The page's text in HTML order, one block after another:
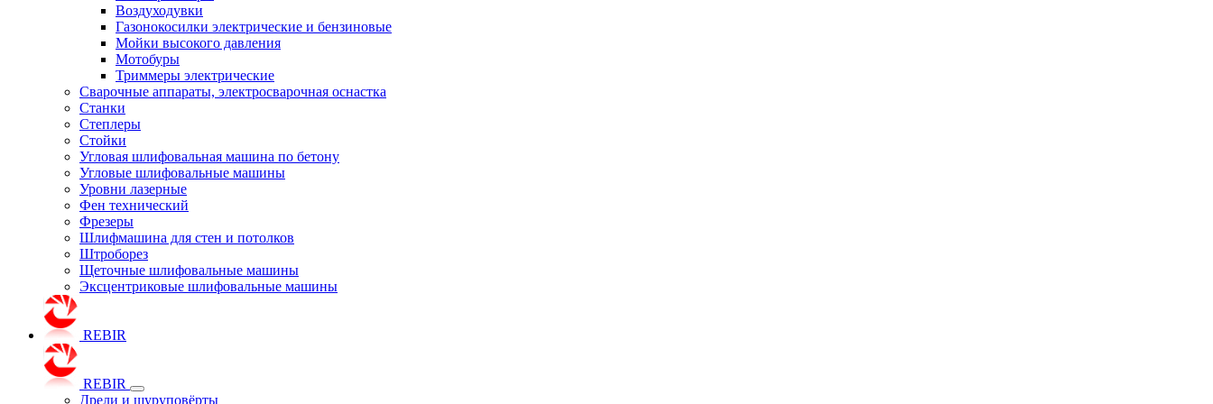
Воздуходувки
Газонокосилки электрические и бензиновые
Мойки высокого давления
Мотобуры
Триммеры электрические
Сварочные аппараты, электросварочная оснастка
Станки
Степлеры
Стойки
Угловая шлифовальная машина по бетону
Угловые шлифовальные машины
Уровни лазерные
Фен технический
Фрезеры
Шлифмашина для стен и потолков
Штроборез
Щеточные шлифовальные машины
Эксцентриковые шлифовальные машины
REBIR
REBIR
Дрели и шуруповёрты